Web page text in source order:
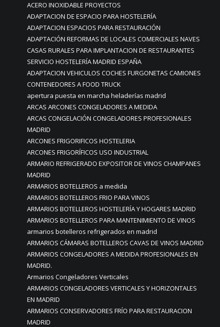
ACERO INOXIDABLE PROYECTOS
ADAPTACION DE ESPACIO PARA HOSTELERÍA
ADAPTACION ESPACIOS PARA RESTAURACIÓN
ADAPTACIÓN REFORMAS DE LOCALES COMERCIALES NAVES
CASAS RURALES PARA IMPLANTACION DE RESTAURANTES
SERVICIO HOSTELERÍA MADRID ESPAÑA
ADAPTACION VEHICULOS COCHES FURGONETAS CAMIONES
CONTENEDORES A FOOD TRUCK
apertura puesta en marcha heladerías madrid
ARCAS ARCONES CONGELADORES A MEDIDA
ARCAS CONGELACIÓN CONGELADORES PROFESIONALES
MADRID
ARCONES FRIGORIFICOS HOSTELERIA
ARCONES FRIGORÍFICOS USO INDUSTRIAL
ARMARIO REFRIGERADO EXPOSITOR DE VINOS CHAMPANES
MADRID
ARMARIOS BOTELLEROS a medida
ARMARIOS BOTELLEROS FRIO PARA VINOS
ARMARIOS BOTELLEROS HOSTELERÍA Y HOGARES MADRID
ARMARIOS BOTELLEROS PARA MANTENIMIENTO DE VINOS
armarios botelleros refrigerados en madrid
ARMARIOS CÁMARAS BOTELLEROS CAVAS DE VINOS MADRID
ARMARIOS CONGELADORES A MEDIDA PROFESIONALES EN
MADRID.
Armarios Congeladores Verticales
ARMARIOS CONGELADORES VERTICALES Y HORIZONTALES
EN MADRID
ARMARIOS CONSERVADORES FRÍO PARA RESTAURACION
MADRID